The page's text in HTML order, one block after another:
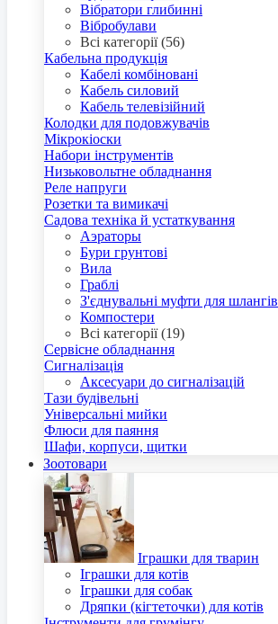
Вібратори глибинні
Вібробулави
Всі категорії (56)
Кабельна продукція
Кабелі комбіновані
Кабель силовий
Кабель телевізійний
Колодки для подовжувачів
Мікрокіоски
Набори інструментів
Низьковольтне обладнання
Реле напруги
Розетки та вимикачі
Садова техніка й устаткування
Аэраторы
Бури грунтові
Вила
Граблі
З'єднувальні муфти для шлангів
Компостери
Всі категорії (19)
Сервісне обладнання
Сигналізація
Аксесуари до сигналізацій
Тази будівельні
Універсальні мийки
Флюси для паяння
Шафи, корпуси, щитки
Зоотовари
Іграшки для тварин
Іграшки для котів
Іграшки для собак
Дряпки (кігтеточки) для котів